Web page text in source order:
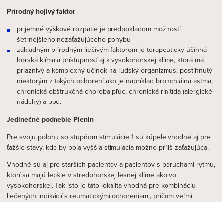
Prírodný hojivý faktor
prijemné výškové rozpätie je predpokladom možností
šetrnejšieho nezaťažujúceho pohybu
základným prírodným liečivým faktorom je terapeuticky účinná
horská klíma a prístupnosť aj k vysokohorskej klíme, ktorá má
priaznivý a komplexný účinok na ľudský organizmus, postihnutý
niektorým z takých ochorení ako je napríklad bronchiálna astma,
chronická obštrukčná choroba pľúc, chronická rinitída (alergické
nádchy) a pod.
Jedinečné podnebie Pienin
Pre svoju polohu so stupňom stimulácie 1 sú kúpele vhodné aj pre
ťažšie stavy, kde by bola vyššia stimulácia možno príliš zaťažujúca.
Vhodné sú aj pre starších pacientov a pacientov s poruchami rytmu,
ktorí sa majú lepšie v stredohorskej lesnej klíme ako vo
vysokohorskej. Tak isto je táto lokalita vhodná pre kombináciu
liečených indikácií s reumatickými ochoreniami, pričom veľmi